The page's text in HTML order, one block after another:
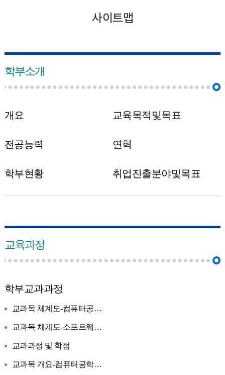
사이트맵
학부소개
개요 교육목적및목표
전공능력 연혁
학부현황 취업진출분야및목표
교육과정
학부교과과정
교과목 체계도-컴퓨터공학전공
교과목 체계도-소프트웨어전공
교과과정 및 학점
교과목 개요-컴퓨터공학전공